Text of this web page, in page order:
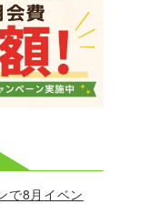
で8月イベン